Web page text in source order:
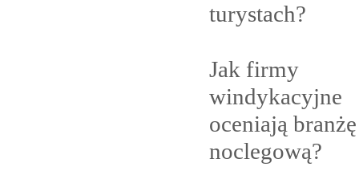
turystach?
Jak firmy
windykacyjne
oceniają branżę
noclegową?